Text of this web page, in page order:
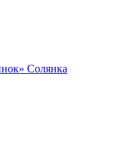
Солянка